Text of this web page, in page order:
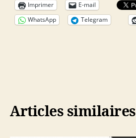
Imprimer
E-mail
WhatsApp
Telegram
Articles similaires